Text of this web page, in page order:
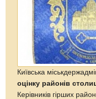
Київська
оцінку районів
Керівників гірших